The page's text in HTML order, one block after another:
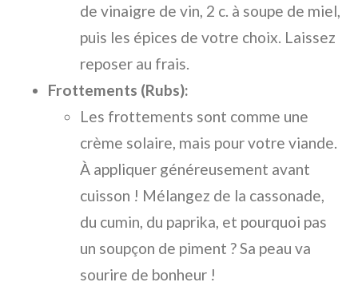
de vinaigre de vin, 2 c. à soupe de miel,
puis les épices de votre choix. Laissez
reposer au frais.
Frottements (Rubs):
Les frottements sont comme une
crème solaire, mais pour votre viande.
À appliquer généreusement avant
cuisson ! Mélangez de la cassonade,
du cumin, du paprika, et pourquoi pas
un soupçon de piment ? Sa peau va
sourire de bonheur !